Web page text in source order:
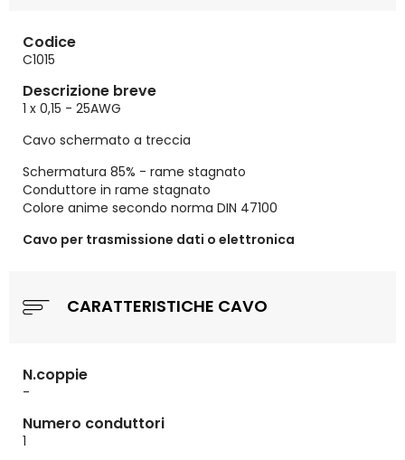
Codice
C1015
Descrizione breve
1 x 0,15 - 25AWG
Cavo schermato a treccia
Schermatura 85% - rame stagnato
Conduttore in rame stagnato
Colore anime secondo norma DIN 47100
Cavo per trasmissione dati o elettronica
CARATTERISTICHE CAVO
N.coppie
-
Numero conduttori
1